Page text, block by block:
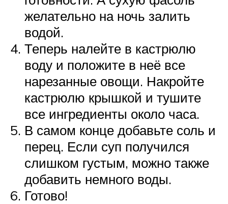
желательно на ночь залить
водой.
Теперь налейте в кастрюлю
воду и положите в неё все
нарезанные овощи. Накройте
кастрюлю крышкой и тушите
все ингредиенты около часа.
В самом конце добавьте соль и
перец. Если суп получился
слишком густым, можно также
добавить немного воды.
Готово!